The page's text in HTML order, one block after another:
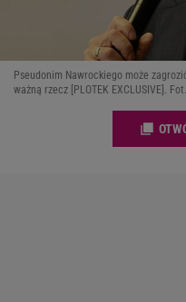
Pseudonim Nawrockiego może
ważną rzecz [PLOTEK EXCLUSIVE].